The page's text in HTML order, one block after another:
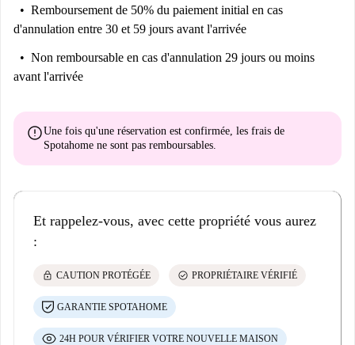
Remboursement de 50% du paiement initial en cas
d'annulation entre 30 et 59 jours avant l'arrivée
Non remboursable en cas d'annulation 29 jours ou moins
avant l'arrivée
errorUne fois qu'une réservation est confirmée, les frais de
Spotahome ne sont pas remboursables.
Et rappelez-vous, avec cette propriété vous aurez
:
lock CAUTION PROTÉGÉE check_circle PROPRIÉTAIRE VÉRIFIÉ
GARANTIE SPOTAHOME
24H POUR VÉRIFIER VOTRE NOUVELLE MAISON